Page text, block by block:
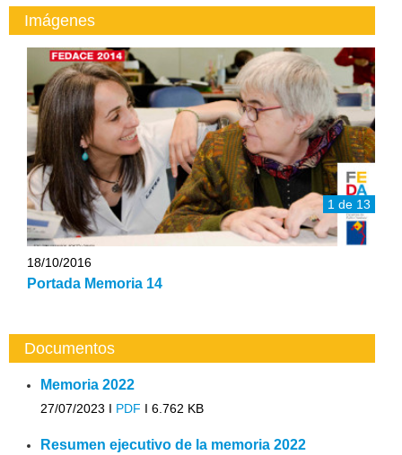
Imágenes
1 de 13
18/10/2016
Portada Memoria 14
Documentos
Memoria 2022
27/07/2023 I PDF I 6.762 KB
Resumen ejecutivo de la memoria 2022